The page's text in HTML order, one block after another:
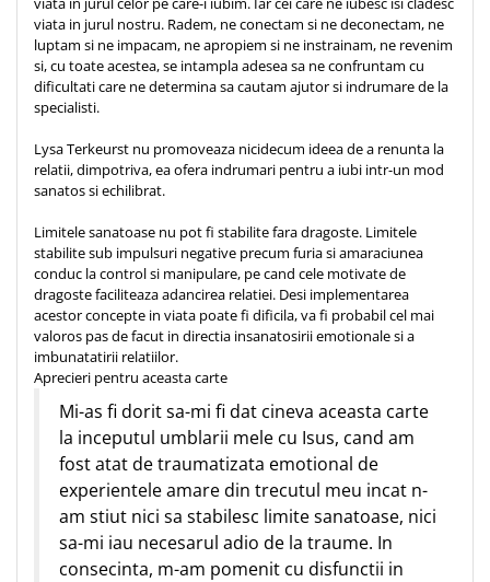
Despre afaceri
Dezvoltare personala
Leadership
Mediu
Sanatate / nutritie
viata in jurul nostru. Radem, ne conectam si ne deconectam, ne
luptam si ne impacam, ne apropiem si ne instrainam, ne revenim
si, cu toate acestea, se intampla adesea sa ne confruntam cu
dificultati care ne determina sa cautam ajutor si indrumare de la
specialisti.
Lysa Terkeurst nu promoveaza nicidecum ideea de a renunta la
relatii, dimpotriva, ea ofera indrumari pentru a iubi intr-un mod
sanatos si echilibrat.
Limitele sanatoase nu pot fi stabilite fara dragoste. Limitele
stabilite sub impulsuri negative precum furia si amaraciunea
conduc la control si manipulare, pe cand cele motivate de
dragoste faciliteaza adancirea relatiei. Desi implementarea
acestor concepte in viata poate fi dificila, va fi probabil cel mai
valoros pas de facut in directia insanatosirii emotionale si a
imbunatatirii relatiilor.
Aprecieri pentru aceasta carte
Mi-as fi dorit sa-mi fi dat cineva aceasta carte
la inceputul umblarii mele cu Isus, cand am
fost atat de traumatizata emotional de
experientele amare din trecutul meu incat n-
am stiut nici sa stabilesc limite sanatoase, nici
sa-mi iau necesarul adio de la traume. In
consecinta, m-am pomenit cu disfunctii in